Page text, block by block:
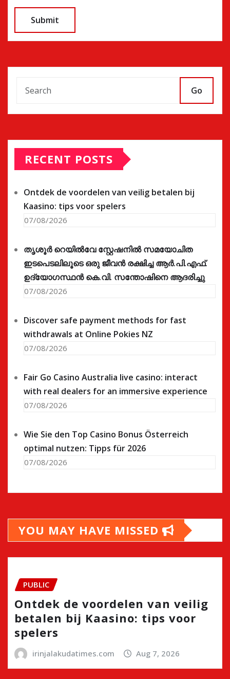
Go
RECENT POSTS
Ontdek de voordelen van veilig betalen bij
Kaasino: tips voor spelers
07/08/2026
തൃശൂർ റെയിൽവേ സ്റ്റേഷനിൽ സമയോചിത
ഇടപെടലിലൂടെ ഒരു ജീവൻ രക്ഷിച്ച ആർ.പി.എഫ്.
ഉദ്യോഗസ്ഥൻ കെ.വി. സന്തോഷിനെ ആദരിച്ചു
07/08/2026
Discover safe payment methods for fast
withdrawals at Online Pokies NZ
07/08/2026
Fair Go Casino Australia live casino: interact
with real dealers for an immersive experience
07/08/2026
Wie Sie den Top Casino Bonus Österreich
optimal nutzen: Tipps für 2026
07/08/2026
YOU MAY HAVE MISSED
PUBLIC
Ontdek de voordelen van veilig
betalen bij Kaasino: tips voor
spelers
irinjalakudatimes.com Aug 7, 2026